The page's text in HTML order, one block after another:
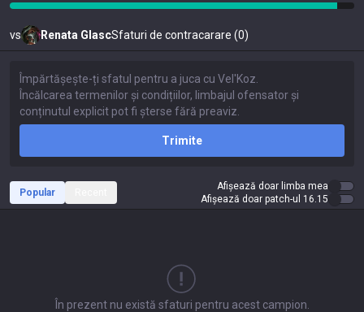
vs Renata GlascSfaturi de contracarare (0)
Trimite
Popular
Afișează doar limba mea
Afișează doar patch-ul 16.15
În prezent nu există sfaturi pentru acest campion.